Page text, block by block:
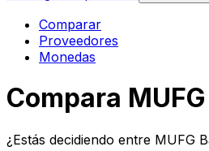
Comparar
Proveedores
Monedas
Compara
¿Estás decidiendo entre MUFG